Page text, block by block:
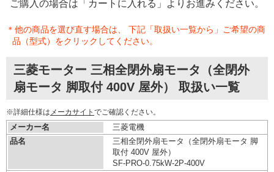
ご購入の場合は「カートに入れる」よりお進みください。
＊他の商品を選び直す場合は、 下記「取扱い一覧から」ご希望の商
品（型式）をクリックしてください。
三菱モーター 三相全閉外扇モータ（全閉外
扇モータ 脚取付 400V 屋外） 取扱い一覧
※詳細仕様は メーカサイト でご確認ください。
メーカー名
三菱電機
品名
三相全閉外扇モータ（全閉外扇モータ 脚
取付 400V 屋外）
SF-PRO-0.75kW-2P-400V